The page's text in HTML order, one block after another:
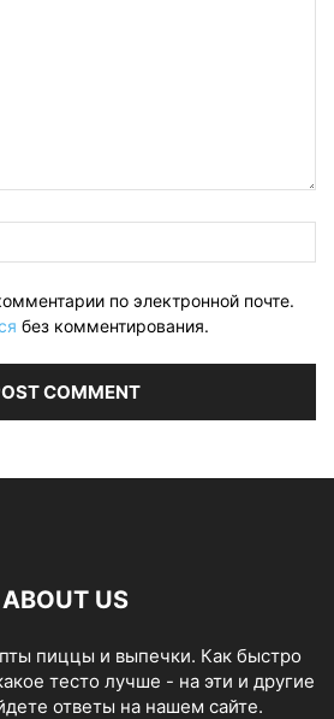
по электронной почте.
без комментирования.
ABOUT US
пиццы и выпечки. Как быстро
тесто лучше - на эти и другие
ответы на нашем сайте.